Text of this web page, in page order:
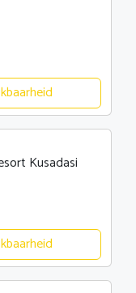
Kusadasi